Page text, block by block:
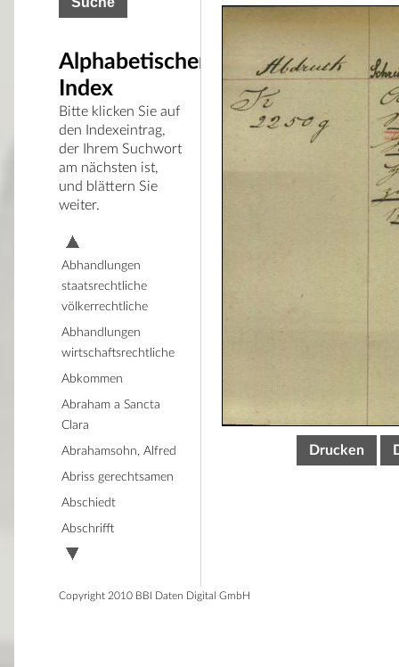
Drucken
Alphabetischer
Index
Bitte klicken Sie auf
den Indexeintrag,
der Ihrem Suchwort
am nächsten ist,
und blättern Sie
weiter.
Abhandlungen
staatsrechtliche
völkerrechtliche
Abhandlungen
wirtschaftsrechtliche
Abkommen
Abraham a Sancta
Clara
Abrahamsohn, Alfred
Abriss gerechtsamen
Abschiedt
Abschrifft
Copyright 2010 BBI Daten Digital GmbH